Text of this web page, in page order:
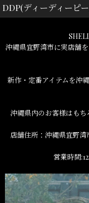
DDP(ディーディーピ
沖縄県宜野湾市に実店舗
新作・定番アイテムを沖
沖縄県内のお客様はもち
店舗住所：沖縄県宜野
営業時間